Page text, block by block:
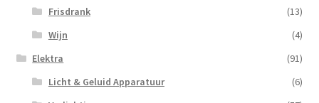
Frisdrank
(13)
Wijn
(4)
Elektra
(91)
Licht & Geluid Apparatuur
(6)